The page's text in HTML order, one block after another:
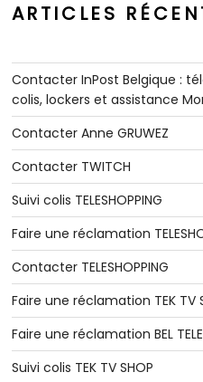
ARTICLES
Contacter InPost Belgique :
colis, lockers et assistance
Contacter Anne GRUWEZ
Contacter TWITCH
Suivi colis TELESHOPPING
Faire une réclamation
Contacter TELESHOPPING
Faire une réclamation TEK TV
Faire une réclamation BEL
Suivi colis TEK TV SHOP